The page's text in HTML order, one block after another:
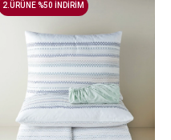
2.ÜRÜNE %50 İNDİRİM